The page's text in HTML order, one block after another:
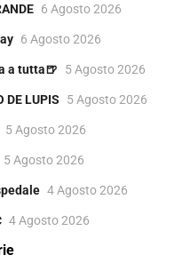
6 Agosto 2026
6 Agosto 2026
a tutta🍺 5 Agosto 2026
LUPIS 5 Agosto 2026
5 Agosto 2026
5 Agosto 2026
4 Agosto 2026
4 Agosto 2026